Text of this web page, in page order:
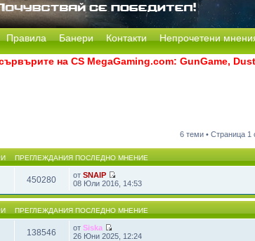
Правила Банери Контакти Непрочетени
на CS MegaGaming.com: GunGame,
6 теми • Страница 1
ПРЕГЛЕЖДАНИЯ ПОСЛЕДНО МНЕНИЕ
450280 отSNAIP
08 Юли 2016, 14:53
ПРЕГЛЕЖДАНИЯ ПОСЛЕДНО МНЕНИЕ
138546 отSiska
26 Юни 2025, 12:24